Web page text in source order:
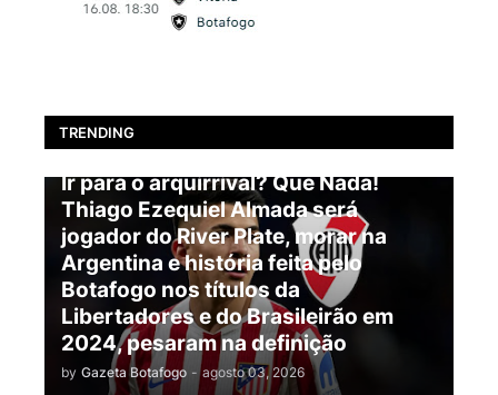
TRENDING
BOTAFOGO
Ir para o arquirrival? Que Nada!
Thiago Ezequiel Almada será
jogador do River Plate, morar na
Argentina e história feita pelo
Botafogo nos títulos da
Libertadores e do Brasileirão em
2024, pesaram na definição
by Gazeta Botafogo - agosto 03, 2026